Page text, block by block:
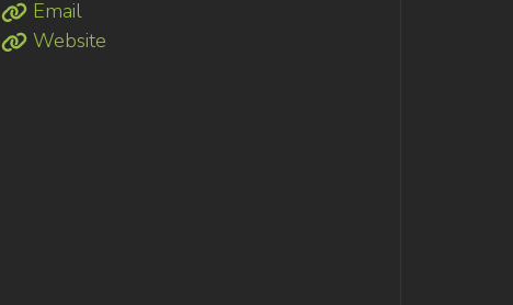
Email
Website